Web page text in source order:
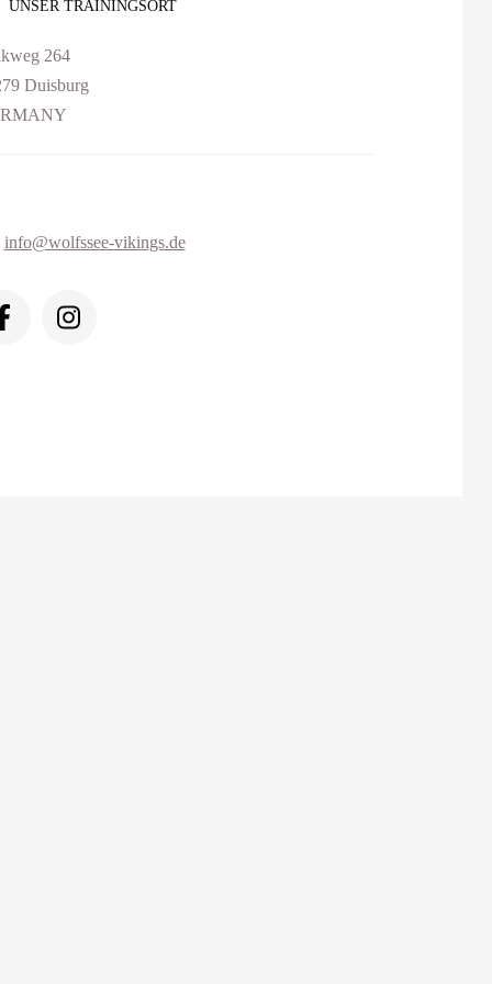
UNSER TRAININGSORT
264
Duisburg
info@wolfssee-vikings.de